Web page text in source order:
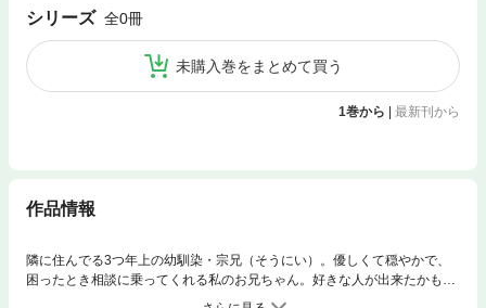
シリーズ 全0冊
未購入巻をまとめて買う
1巻から | 最新刊から
作品情報
隣に住んでる3つ年上の幼馴染・宗兄（そうにい）。優しくて穏やかで、
困ったとき相談に乗ってくれる私のお兄ちゃん。好きな人が出来たかもっ
て相談したら、つきあったとき困らないように＜予行練習＞しないとダメ